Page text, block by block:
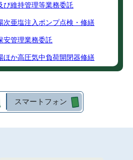
び維持管理等業務委託
次亜塩注入ポンプ点検・修繕
安管理業務委託
ほか高圧気中負荷開閉器修繕
スマートフォン